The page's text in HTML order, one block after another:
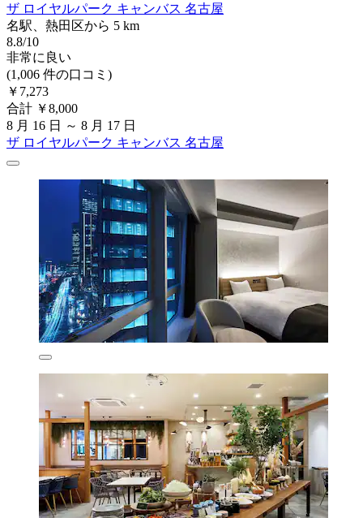
ザ ロイヤルパーク キャンバス 名古屋
名駅、熱田区から 5 km
8.8/10
非常に良い
(1,006 件の口コミ)
￥7,273
合計 ￥8,000
8 月 16 日 ～ 8 月 17 日
ザ ロイヤルパーク キャンバス 名古屋